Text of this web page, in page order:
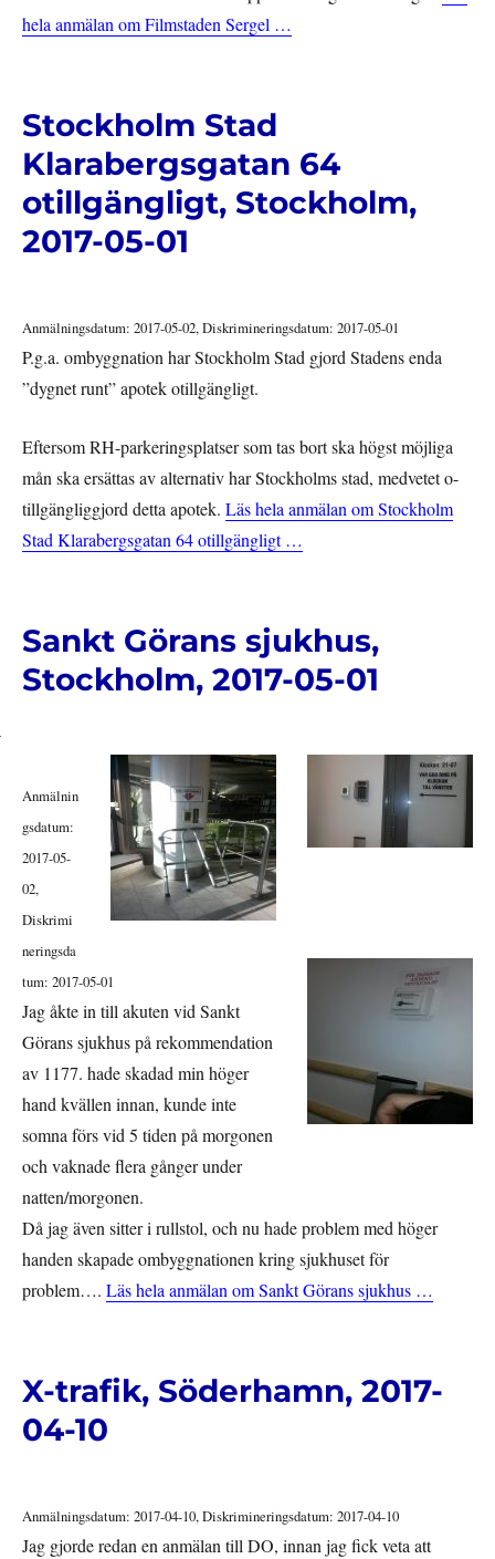
hela anmälan om Filmstaden Sergel …
Stockholm Stad
Klarabergsgatan 64
otillgängligt, Stockholm,
2017-05-01
Anmälningsdatum: 2017-05-02, Diskrimineringsdatum: 2017-05-01
P.g.a. ombyggnation har Stockholm Stad gjord Stadens enda
”dygnet runt” apotek otillgängligt.
Eftersom RH-parkeringsplatser som tas bort ska högst möjliga
mån ska ersättas av alternativ har Stockholms stad, medvetet o-
tillgängliggjord detta apotek.Läs hela anmälan om Stockholm
Stad Klarabergsgatan 64 otillgängligt …
Sankt Görans sjukhus,
Stockholm, 2017-05-01
Anmälnin
gsdatum:
2017-05-
02,
Diskrimi
neringsda
tum: 2017-05-01
Jag åkte in till akuten vid Sankt
Görans sjukhus på rekommendation
av 1177. hade skadad min höger
hand kvällen innan, kunde inte
somna förs vid 5 tiden på morgonen
och vaknade flera gånger under
natten/morgonen.
Då jag även sitter i rullstol, och nu hade problem med höger
handen skapade ombyggnationen kring sjukhuset för
problem….Läs hela anmälan om Sankt Görans sjukhus …
X-trafik, Söderhamn, 2017-
04-10
Anmälningsdatum: 2017-04-10, Diskrimineringsdatum: 2017-04-10
Jag gjorde redan en anmälan till DO, innan jag fick veta att